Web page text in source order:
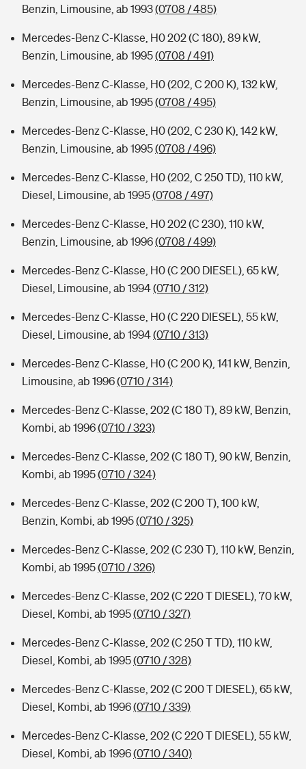
Benzin, Limousine, ab 1993(0708 / 485)
Mercedes-Benz C-Klasse, H0 202 (C 180), 89 kW,
Benzin, Limousine, ab 1995(0708 / 491)
Mercedes-Benz C-Klasse, H0 (202, C 200 K), 132 kW,
Benzin, Limousine, ab 1995(0708 / 495)
Mercedes-Benz C-Klasse, H0 (202, C 230 K), 142 kW,
Benzin, Limousine, ab 1995(0708 / 496)
Mercedes-Benz C-Klasse, H0 (202, C 250 TD), 110 kW,
Diesel, Limousine, ab 1995(0708 / 497)
Mercedes-Benz C-Klasse, H0 202 (C 230), 110 kW,
Benzin, Limousine, ab 1996(0708 / 499)
Mercedes-Benz C-Klasse, H0 (C 200 DIESEL), 65 kW,
Diesel, Limousine, ab 1994(0710 / 312)
Mercedes-Benz C-Klasse, H0 (C 220 DIESEL), 55 kW,
Diesel, Limousine, ab 1994(0710 / 313)
Mercedes-Benz C-Klasse, H0 (C 200 K), 141 kW, Benzin,
Limousine, ab 1996(0710 / 314)
Mercedes-Benz C-Klasse, 202 (C 180 T), 89 kW, Benzin,
Kombi, ab 1996(0710 / 323)
Mercedes-Benz C-Klasse, 202 (C 180 T), 90 kW, Benzin,
Kombi, ab 1995(0710 / 324)
Mercedes-Benz C-Klasse, 202 (C 200 T), 100 kW,
Benzin, Kombi, ab 1995(0710 / 325)
Mercedes-Benz C-Klasse, 202 (C 230 T), 110 kW, Benzin,
Kombi, ab 1995(0710 / 326)
Mercedes-Benz C-Klasse, 202 (C 220 T DIESEL), 70 kW,
Diesel, Kombi, ab 1995(0710 / 327)
Mercedes-Benz C-Klasse, 202 (C 250 T TD), 110 kW,
Diesel, Kombi, ab 1995(0710 / 328)
Mercedes-Benz C-Klasse, 202 (C 200 T DIESEL), 65 kW,
Diesel, Kombi, ab 1996(0710 / 339)
Mercedes-Benz C-Klasse, 202 (C 220 T DIESEL), 55 kW,
Diesel, Kombi, ab 1996(0710 / 340)